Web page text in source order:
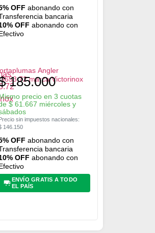
OFF abonando con
bancaria
OFF abonando con
Angler
marca Victorinox
185.000
precio en 3 cuotas
$61.667 miércoles y
sin impuestos nacionales:
146.150
OFF abonando con
bancaria
OFF abonando con
ENVÍO GRATIS A TODO
EL PAÍS